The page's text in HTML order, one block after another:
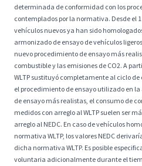
determinada de conformidad con los
contemplados por la normativa. Desde el
vehículos nuevos ya han sido
armonizado de ensayo de vehículos
nuevo procedimiento de ensayo más
combustible y las emisiones de CO2. A
WLTP sustituyó completamente al ciclo de
el procedimiento de ensayo utilizado en
de ensayo más realistas, el consumo de
medidos con arreglo al WLTP suelen ser
arreglo al NEDC. En caso de vehículos
normativa WLTP, los valores NEDC
dicha normativa WLTP. Es posible
voluntaria adicionalmente durante el